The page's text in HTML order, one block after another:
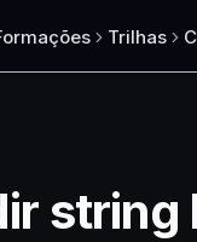
Trilhas
string